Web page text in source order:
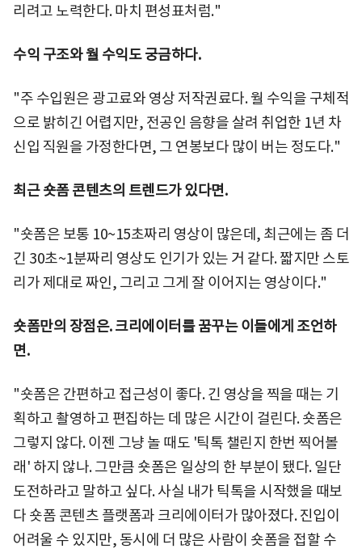
리려고 노력한다. 마치 편성표처럼."
수익 구조와 월 수익도 궁금하다.
"주 수입원은 광고료와 영상 저작권료다. 월 수익을 구체적
으로 밝히긴 어렵지만, 전공인 음향을 살려 취업한 1년 차
신입 직원을 가정한다면, 그 연봉보다 많이 버는 정도다."
최근 숏폼 콘텐츠의 트렌드가 있다면.
"숏폼은 보통 10~15초짜리 영상이 많은데, 최근에는 좀 더
긴 30초~1분짜리 영상도 인기가 있는 거 같다. 짧지만 스토
리가 제대로 짜인, 그리고 그게 잘 이어지는 영상이다."
숏폼만의 장점은. 크리에이터를 꿈꾸는 이들에게 조언하
면.
"숏폼은 간편하고 접근성이 좋다. 긴 영상을 찍을 때는 기
획하고 촬영하고 편집하는 데 많은 시간이 걸린다. 숏폼은
그렇지 않다. 이젠 그냥 놀 때도 '틱톡 챌린지 한번 찍어볼
래' 하지 않나. 그만큼 숏폼은 일상의 한 부분이 됐다. 일단
도전하라고 말하고 싶다. 사실 내가 틱톡을 시작했을 때보
다 숏폼 콘텐츠 플랫폼과 크리에이터가 많아졌다. 진입이
어려울 수 있지만, 동시에 더 많은 사람이 숏폼을 접할 수